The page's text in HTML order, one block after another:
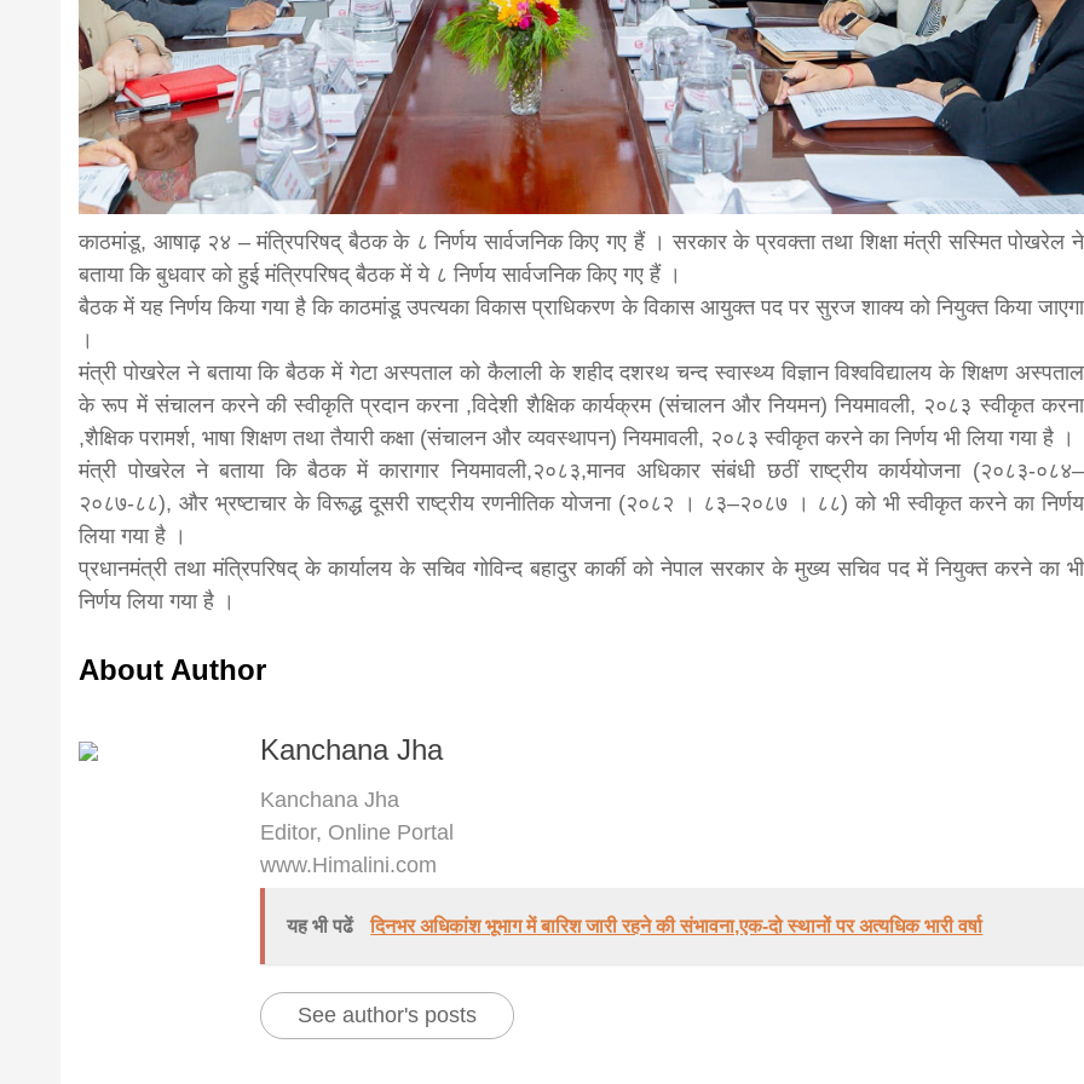
news,loan,bank
news, madhesh
khabar
काठमांडू, आषाढ़ २४ – मंत्रिपरिषद् बैठक के ८ निर्णय सार्वजनिक किए गए हैं । सरकार के प्रवक्ता तथा शिक्षा मंत्री सस्मित पोखरेल ने
बताया कि बुधवार को हुई मंत्रिपरिषद् बैठक में ये ८ निर्णय सार्वजनिक किए गए हैं ।
बैठक में यह निर्णय किया गया है कि काठमांडू उपत्यका विकास प्राधिकरण के विकास आयुक्त पद पर सुरज शाक्य को नियुक्त किया जाएगा
।
मंत्री पोखरेल ने बताया कि बैठक में गेटा अस्पताल को कैलाली के शहीद दशरथ चन्द स्वास्थ्य विज्ञान विश्वविद्यालय के शिक्षण अस्पताल
के रूप में संचालन करने की स्वीकृति प्रदान करना ,विदेशी शैक्षिक कार्यक्रम (संचालन और नियमन) नियमावली, २०८३ स्वीकृत करना
,शैक्षिक परामर्श, भाषा शिक्षण तथा तैयारी कक्षा (संचालन और व्यवस्थापन) नियमावली, २०८३ स्वीकृत करने का निर्णय भी लिया गया है ।
मंत्री पोखरेल ने बताया कि बैठक में कारागार नियमावली,२०८३,मानव अधिकार संबंधी छठीं राष्ट्रीय कार्ययोजना (२०८३-०८४–
२०८७-८८), और भ्रष्टाचार के विरूद्ध दूसरी राष्ट्रीय रणनीतिक योजना (२०८२ । ८३–२०८७ । ८८) को भी स्वीकृत करने का निर्णय
लिया गया है ।
प्रधानमंत्री तथा मंत्रिपरिषद् के कार्यालय के सचिव गोविन्द बहादुर कार्की को नेपाल सरकार के मुख्य सचिव पद में नियुक्त करने का भी
निर्णय लिया गया है ।
About Author
Kanchana Jha
Kanchana Jha
Editor, Online Portal
www.Himalini.com
यह भी पढें दिनभर अधिकांश भूभाग में बारिश जारी रहने की संभावना,एक-दो स्थानों पर अत्यधिक भारी वर्षा
See author's posts
कि उन्हें...